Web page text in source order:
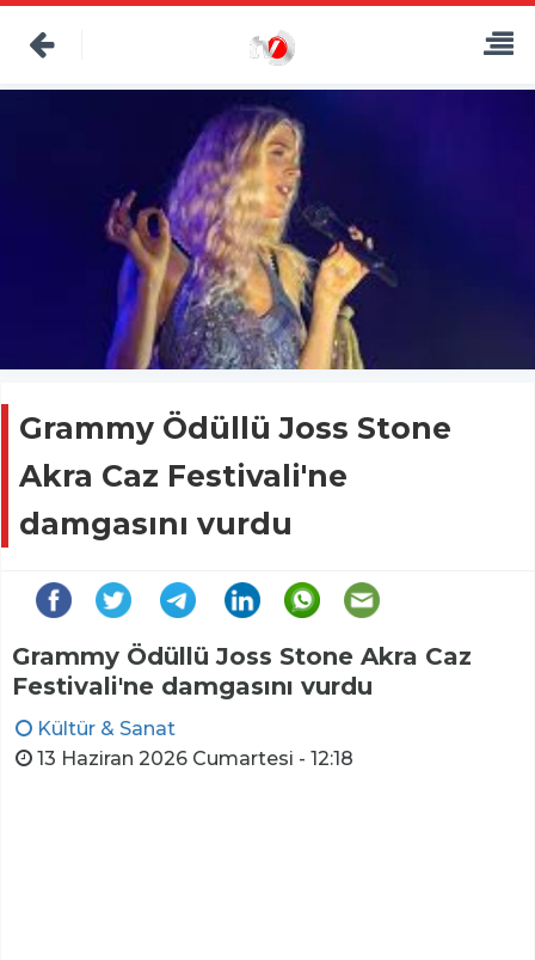
Grammy Ödüllü Joss Stone
Akra Caz Festivali'ne
damgasını vurdu
Grammy Ödüllü Joss Stone Akra Caz
Festivali'ne damgasını vurdu
Kültür & Sanat
13 Haziran 2026 Cumartesi - 12:18